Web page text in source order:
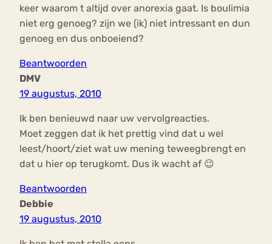
keer waarom t altijd over anorexia gaat. Is boulimia
niet erg genoeg? zijn we (ik) niet intressant en dun
genoeg en dus onboeiend?
Beantwoorden
DMV
19 augustus, 2010
Ik ben benieuwd naar uw vervolgreacties.
Moet zeggen dat ik het prettig vind dat u wel
leest/hoort/ziet wat uw mening teweegbrengt en
dat u hier op terugkomt. Dus ik wacht af 😉
Beantwoorden
Debbie
19 augustus, 2010